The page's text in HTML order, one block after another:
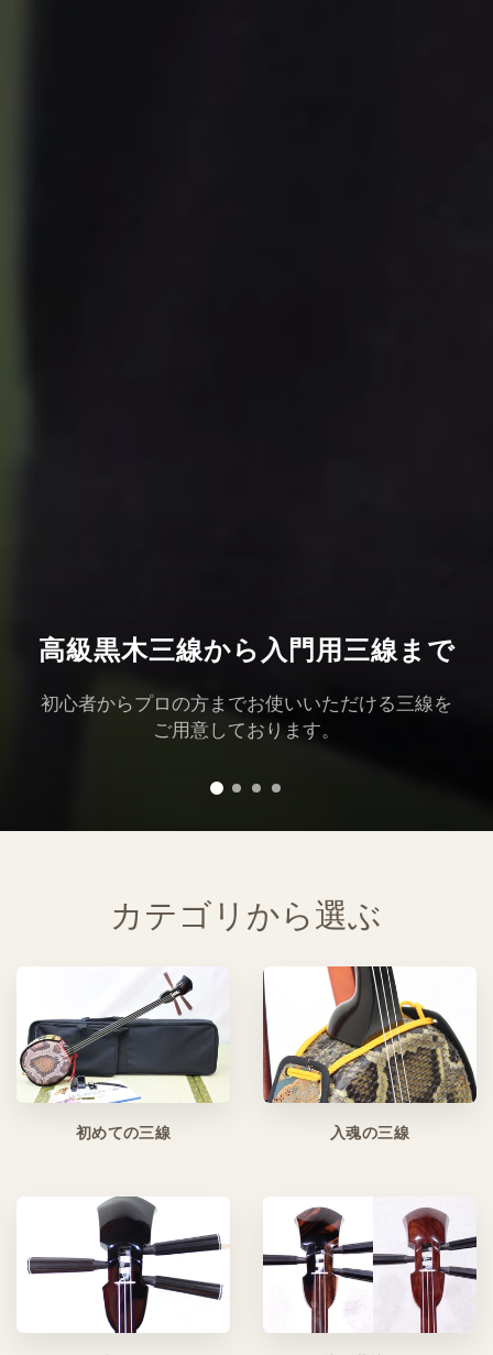
高級黒木三線から入門用三線まで
初心者からプロの方までお使いいただける三線を
ご用意しております。
カテゴリから選ぶ
初めての三線 入魂の三線